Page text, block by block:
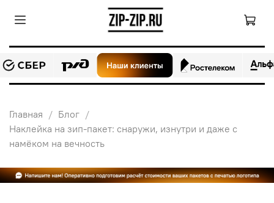
Главная
Блог
Наклейка на зип-пакет: снаружи, изнутри и даже с
намёком на вечность